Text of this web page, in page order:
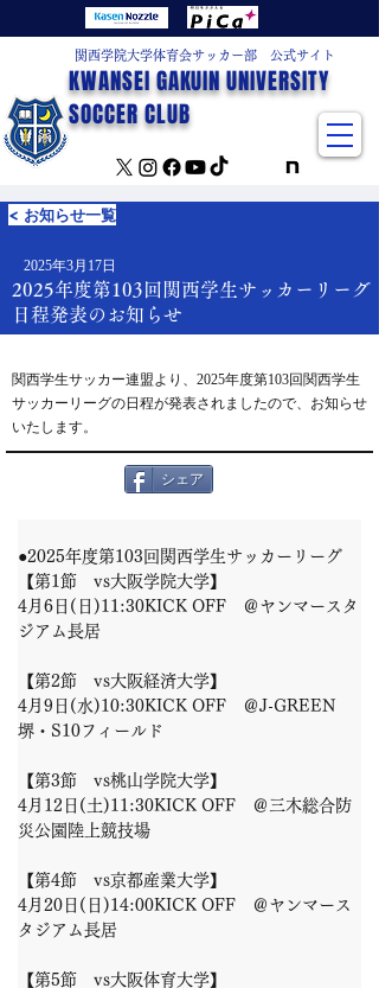
関西学院大学体育会サッカー部 公式サイト
KWANSEI GAKUIN UNIVERSITY
SOCCER CLUB
< お知らせ一覧
2025年3月17日
2025年度第103回関西学生サッカーリーグ
日程発表のお知らせ
関西学生サッカー連盟より、2025年度第103回関西学生
サッカーリーグの日程が発表されましたので、お知らせ
いたします。
シェア
●2025年度第103回関西学生サッカーリーグ
【第1節　vs大阪学院大学】
4月6日(日)11:30KICK OFF　＠ヤンマースタ
ジアム長居
【第2節　vs大阪経済大学】
4月9日(水)10:30KICK OFF　＠J-GREEN
堺・S10フィールド
【第3節　vs桃山学院大学】
4月12日(土)11:30KICK OFF　＠三木総合防
災公園陸上競技場
【第4節　vs京都産業大学】
4月20日(日)14:00KICK OFF　＠ヤンマース
タジアム長居
【第5節　vs大阪体育大学】